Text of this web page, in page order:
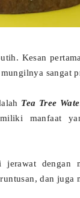
Kesan
sangat
Tea Tree
manfaat
dengan
dan juga